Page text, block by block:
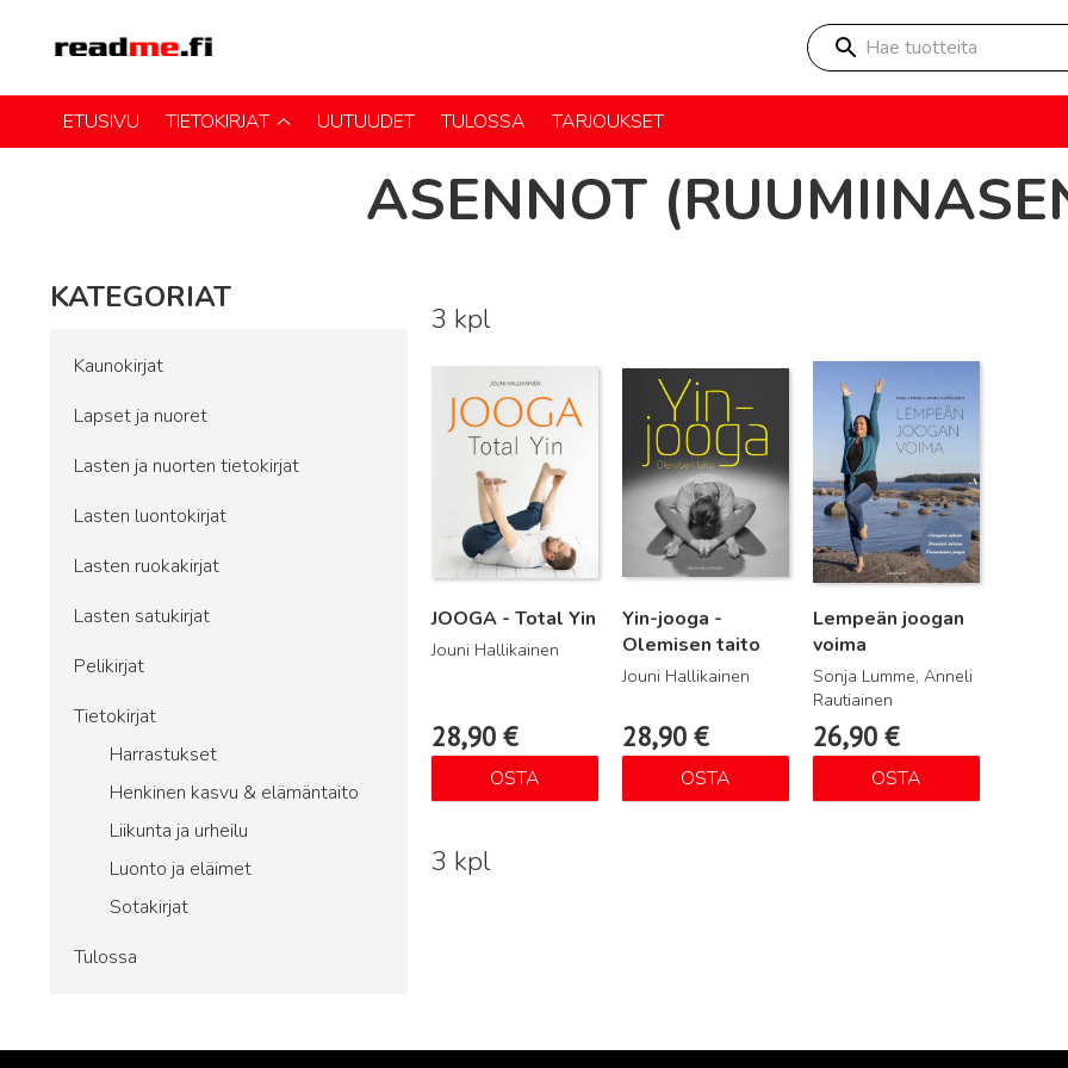
Hae tuotteita
ETUSIVU TIETOKIRJAT UUTUUDET TULOSSA TARJOUKSET
ASENNOT
KATEGORIAT
Kaunokirjat
Lapset ja nuoret
Lasten ja nuorten tietokirjat
Lasten luontokirjat
Lasten ruokakirjat
Lasten satukirjat
Pelikirjat
Tietokirjat
Harrastukset
Henkinen kasvu & elämäntaito
Liikunta ja urheilu
Luonto ja eläimet
Sotakirjat
Tulossa
3 kpl
JOOGA - Total Yin
Jouni Hallikainen
28,90 €
OSTA
Lue lisää
Yin-jooga -
Olemisen taito
Jouni Hallikainen
28,90 €
OSTA
Lue lisää
Lempeän joogan
voima
Sonja Lumme, Anneli
Rautiainen
26,90 €
OSTA
Lue lisää
3 kpl